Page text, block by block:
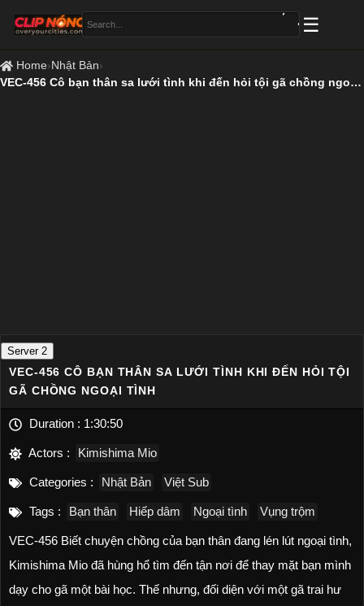
Home›Nhật Bản›
VEC-456 Cô bạn thân sa lưới tình khi đến hỏi tội gã chồng ngoại tình
Server 2
VEC-456 CÔ BẠN THÂN SA LƯỚI TÌNH KHI ĐẾN HỎI TỘI
GÃ CHỒNG NGOẠI TÌNH
Duration : 1:30:50
Actors : Kimishima Mio
Categories : Nhật Bản Việt Sub
Tags : Bạn thân Hiếp dâm Ngoại tình Vụng trộm
VEC-456 Biết chuyện chồng của bạn thân đang lén lút ngoại tình,
Kimishima Mio đã hùng hổ tìm đến tận nơi để thay mặt bạn mình
dạy cho gã một bài học. Thế nhưng, đối diện với một gã trai hư